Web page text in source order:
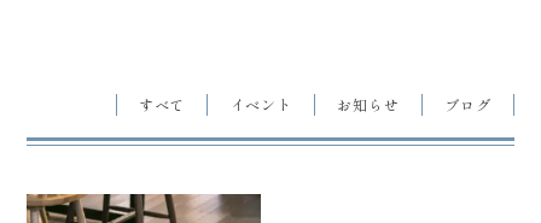
すべて イベント お知らせ ブログ